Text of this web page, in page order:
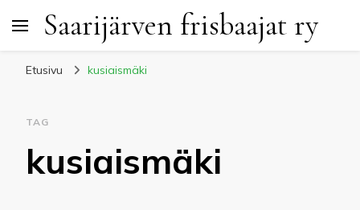
Saarijärven frisbaajat ry
Etusivu kusiaismäki
TAG
kusiaismäki